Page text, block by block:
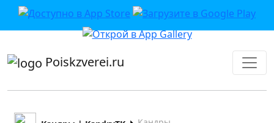
приложении или в VK">
Poiskzverei.ru